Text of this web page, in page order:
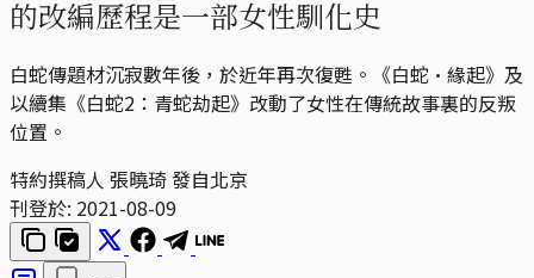
的改編歷程是一部女性馴化史
白蛇傳題材沉寂數年後，於近年再次復甦。《白蛇·緣起》及
以續集《白蛇2：青蛇劫起》改動了女性在傳統故事裏的反叛
位置。
特約撰稿人 張曉琦 發自北京
刊登於: 2021-08-09